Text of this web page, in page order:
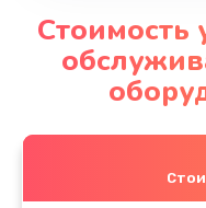
Стоимость